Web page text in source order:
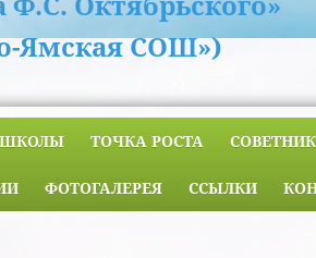
Ямская СОШ»)
ТОЧКА РОСТА
ФОТОГАЛЕРЕЯ ССЫЛКИ